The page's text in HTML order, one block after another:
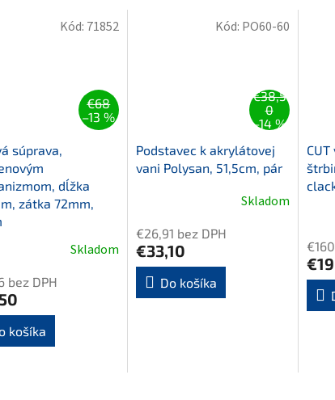
€68
–13 %
súprava,
dĺžka
zátka 72mm,
Skladom
bez DPH
košíka
Kód: 71852
€38,5
0
–14 %
Podstavec k akrylátovej
vani Polysan, 51,5cm, pár
Skladom
€26,91 bez DPH
€33,10
Do košíka
Kód: PO60-60